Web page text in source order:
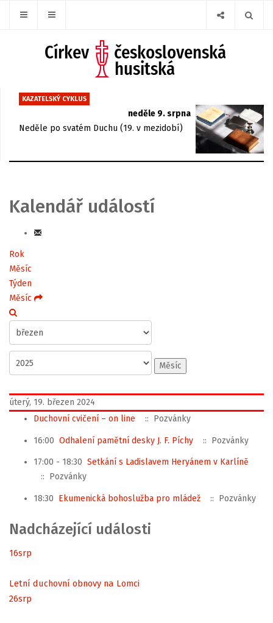
KAZATELSKÝ CYKLUS
neděle 9. srpna
Neděle po svatém Duchu (19. v mezidobí)
Kalendář událostí
Rok
Měsíc
Týden
Měsíc
Měsíc
úterý, 19. březen 2024
Duchovní cvičení – on line
:: Pozvánky
16:00 Odhalení pamětní desky J. F. Píchy :: Pozvánky
17:00 - 18:30 Setkání s Ladislavem Heryánem v Karlíně
:: Pozvánky
18:30 Ekumenická bohoslužba pro mládež :: Pozvánky
Nadcházející události
16srp
Letní duchovní obnovy na Lomci
26srp